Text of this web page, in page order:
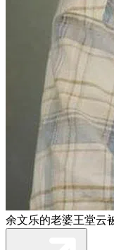
余文乐的老婆王堂云